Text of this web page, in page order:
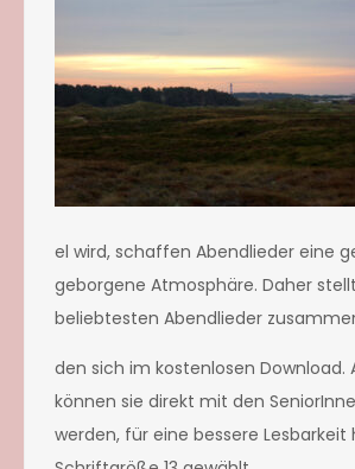
el wird, schaffen Abendlieder eine
geborgene Atmosphäre. Daher
beliebtesten Abendlieder
den sich im kostenlosen Download.
können sie direkt mit den
werden, für eine bessere Lesbarkeit